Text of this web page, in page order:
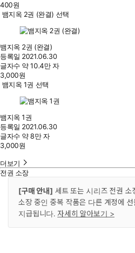
400원
뱀지옥 2권 (완결) 선택
뱀지옥 2권 (완결)
등록일 2021.06.30
글자수 약 10.4만 자
3,000원
뱀지옥 1권 선택
뱀지옥 1권
등록일 2021.06.30
글자수 약 8만 자
3,000원
더보기
전권 소장
[구매 안내] 세트 또는 시리즈 전권 소
소장 중인 중복 작품은 다른 계정에
지급됩니다. 자세히 알아보기 >